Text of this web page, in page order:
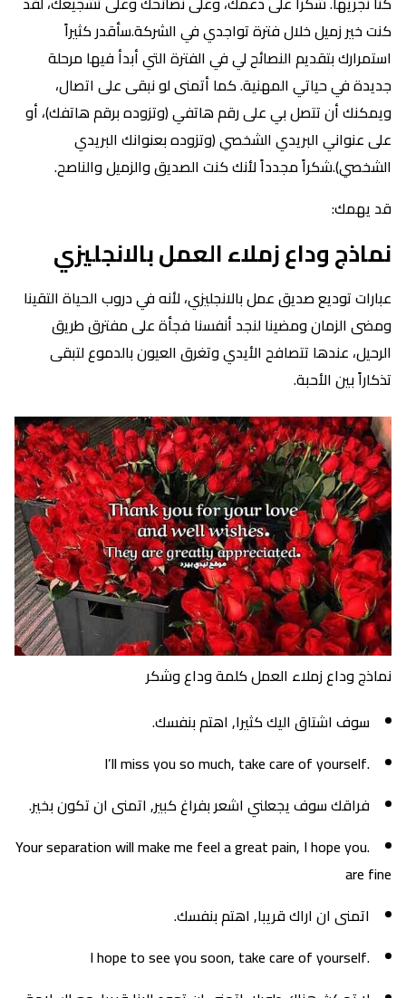
كنت خير زميل خلال فترة تواجدي في الشركة.سأقدر كثيراً
استمرارك بتقديم النصائح لي في الفترة التي أبدأ فيها مرحلة
جديدة في حياتي المهنية. كما أتمنى لو نبقى على اتصال،
ويمكنك أن تتصل بي على رقم هاتفي (وتزوده برقم هاتفك)، أو
على عنواني البريدي الشخصي (وتزوده بعنوانك البريدي
الشخصي).شكراً مجدداً لأنك كنت الصديق والزميل والناصح.
قد يهمك:
نماذج وداع زملاء العمل بالانجليزي
عبارات توديع صديق عمل بالانجليزي، لأنه في دروب الحياة التقينا
ومضى الزمان ومضينا لنجد أنفسنا فجأة على مفترق طريق
الرحيل، عندها تتصافح الأيدي وتغرق العيون بالدموع لتبقى
تذكاراً بين الأحبة.
نماذج وداع زملاء العمل كلمة وداع وشكر
سوف اشتاق اليك كثيرا, اهتم بنفسك.
.I’ll miss you so much, take care of yourself
فراقك سوف يجعلني اشعر بفراغ كبير, اتمنى ان تكون بخير.
.Your separation will make me feel a great pain, I hope you
are fine
اتمنى ان اراك قريبا, اهتم بنفسك.
.I hope to see you soon, take care of yourself